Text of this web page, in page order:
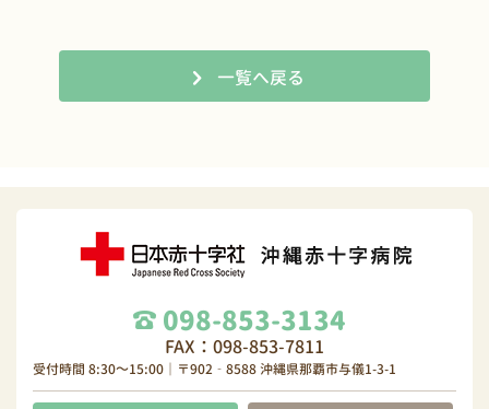
一覧へ戻る
098-853-3134
FAX：098-853-7811
受付時間 8:30～15:00｜〒902‐8588 沖縄県那覇市与儀1-3-1